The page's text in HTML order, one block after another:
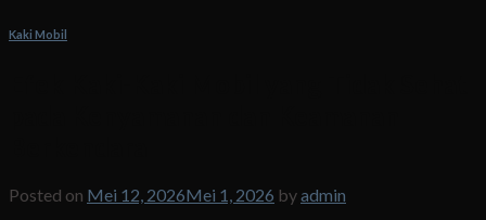
Kaki Mobil
Posted on Mei 12, 2026Mei 1, 2026 byadmin